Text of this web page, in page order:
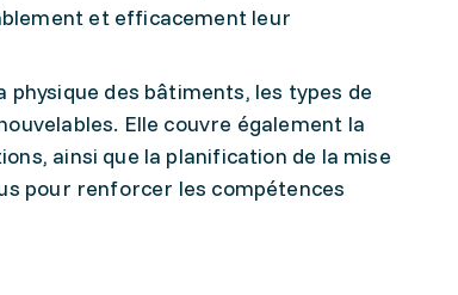
et efficacement leur
des bâtiments, les types de
Elle couvre également la
ainsi que la planification de la mise
pour renforcer les compétences